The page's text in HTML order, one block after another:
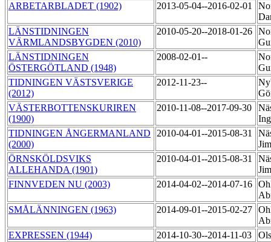
ARBETARBLADET (1902)
2013-05-04--2016-02-01
LÄNSTIDNINGEN
VÄRMLANDSBYGDEN (2010)
2010-05-20--2018-01-26
LÄNSTIDNINGEN
ÖSTERGÖTLAND (1948)
2008-02-01--
TIDNINGEN VÄSTSVERIGE
(2012)
2012-11-23--
VÄSTERBOTTENSKURIREN
(1900)
2010-11-08--2017-09-30
TIDNINGEN ÅNGERMANLAND
(2000)
2010-04-01--2015-08-31
ÖRNSKÖLDSVIKS
ALLEHANDA (1901)
2010-04-01--2015-08-31
FINNVEDEN NU (2003)
2014-04-02--2014-07-16
SMÅLÄNNINGEN (1963)
2014-09-01--2015-02-27
EXPRESSEN (1944)
2014-10-30--2014-11-03